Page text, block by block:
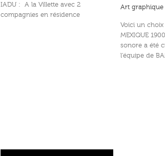
IADU : A la Villette avec 2
compagnies en résidence
Art graphique
Voici un choix
MEXIQUE
sonore a été
l’équipe de